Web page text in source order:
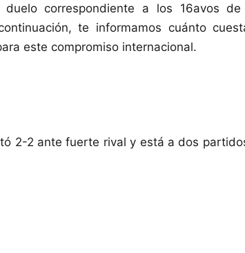
correspondiente a los 16avos
te informamos cuánto
este compromiso internacional.
2-2 ante fuerte rival y está a dos